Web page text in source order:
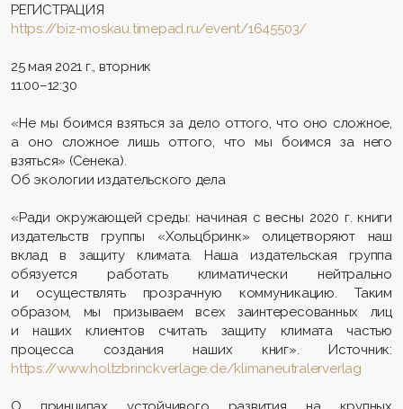
РЕГИСТРАЦИЯ
https://biz-moskau.timepad.ru/event/1645503/
25 мая 2021 г., вторник
11:00–12:30
«Не мы боимся взяться за дело оттого, что оно сложное,
а оно сложное лишь оттого, что мы боимся за него
взяться» (Сенека).
Об экологии издательского дела
«Ради окружающей среды: начиная с весны 2020 г. книги
издательств группы «Хольцбринк» олицетворяют наш
вклад в защиту климата. Наша издательская группа
обязуется работать климатически нейтрально
и осуществлять прозрачную коммуникацию. Таким
образом, мы призываем всех заинтересованных лиц
и наших клиентов считать защиту климата частью
процесса создания наших книг». Источник:
https://www.holtzbrinckverlage.de/klimaneutralerverlag